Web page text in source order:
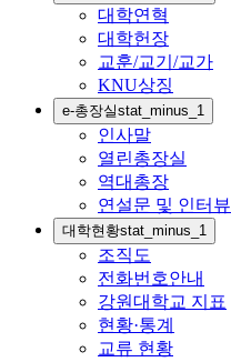
대학연혁
대학헌장
교훈/교기/교가
KNU상징
e-총장실stat_minus_1
인사말
열린총장실
역대총장
연설문 및 인터뷰
대학현황stat_minus_1
조직도
전화번호안내
강원대학교 지표
현황·통계
교류 현황